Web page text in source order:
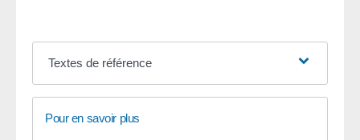
Textes de référence
Pour en savoir plus